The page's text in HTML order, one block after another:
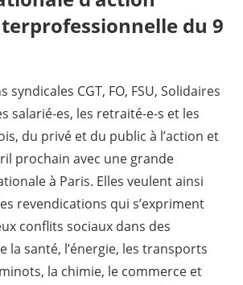
du 9
syndicales CGT, FO, FSU, Solidaires
salarié-es, les retraité-e-s et les
du privé et du public à l’action et
prochain avec une grande
à Paris. Elles veulent ainsi
revendications qui s’expriment
conflits sociaux dans des
la santé, l’énergie, les transports
la chimie, le commerce et